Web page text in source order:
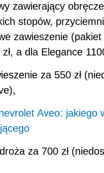
zawierający obręcze
stopów,
zawieszenie
a dla Elegance
za 550 zł
Aveo: jakiego
za 700 zł